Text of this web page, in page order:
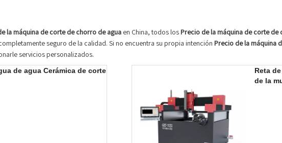
la máquina de corte de chorro de agua en China, todos los Precio de la máquina de corte de
seguro de la calidad. Si no encuentra su propia intención Precio de la máquina
servicios personalizados.
de agua Cerámica de corte
Reta
de la